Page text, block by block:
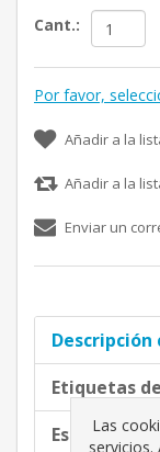
Cant.:
Por favor,
Añadir a la
Añadir a la
Enviar un
Etiquetas
Las